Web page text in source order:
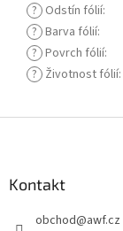
? Odstín fólií:
? Barva fólií:
? Povrch fólií:
? Životnost fólií:
Kontakt
obchod@awf.cz